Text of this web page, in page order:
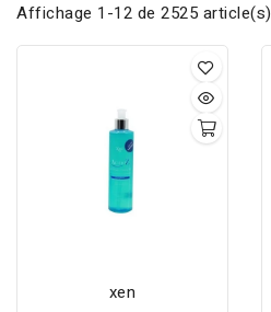
Affichage 1-12 de 2525 article(s)
xen